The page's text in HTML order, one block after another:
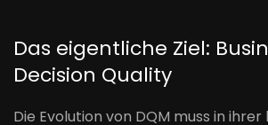
Das eigentliche Ziel:
Decision Quality
Die Evolution von DQM muss in